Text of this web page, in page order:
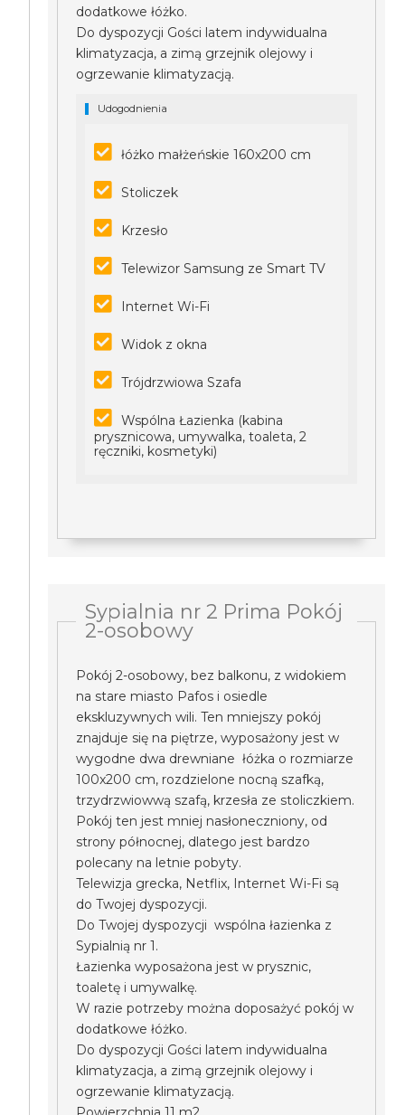
dodatkowe łóżko.
Do dyspozycji Gości latem indywidualna
klimatyzacja, a zimą grzejnik olejowy i
ogrzewanie klimatyzacją.
Udogodnienia
łóżko małżeńskie 160x200 cm
Stoliczek
Krzesło
Telewizor Samsung ze Smart TV
Internet Wi-Fi
Widok z okna
Trójdrzwiowa Szafa
Wspólna Łazienka (kabina
prysznicowa, umywalka, toaleta, 2
ręczniki, kosmetyki)
Sypialnia nr 2 Prima Pokój
2-osobowy
Pokój 2-osobowy, bez balkonu, z widokiem
na stare miasto Pafos i osiedle
ekskluzywnych wili. Ten mniejszy pokój
znajduje się na piętrze, wyposażony jest w
wygodne dwa drewniane łóżka o rozmiarze
100x200 cm, rozdzielone nocną szafką,
trzydrzwiowwą szafą, krzesła ze stoliczkiem.
Pokój ten jest mniej nasłoneczniony, od
strony północnej, dlatego jest bardzo
polecany na letnie pobyty.
Telewizja grecka, Netflix, Internet Wi-Fi są
do Twojej dyspozycji.
Do Twojej dyspozycji wspólna łazienka z
Sypialnią nr 1.
Łazienka wyposażona jest w prysznic,
toaletę i umywalkę.
W razie potrzeby można doposażyć pokój w
dodatkowe łóżko.
Do dyspozycji Gości latem indywidualna
klimatyzacja, a zimą grzejnik olejowy i
ogrzewanie klimatyzacją.